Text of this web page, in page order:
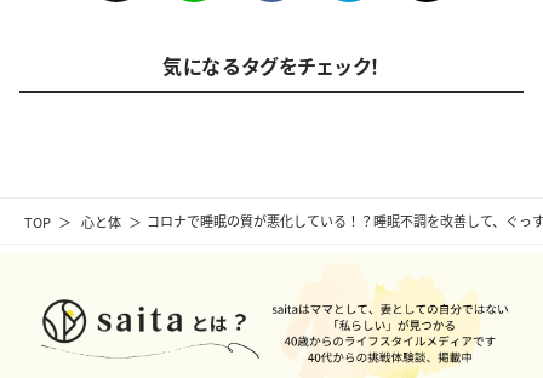
TOP 心と体 コロナで睡眠の質が悪化している！？睡眠不調を改善して、ぐっ
気になるタグをチェック！